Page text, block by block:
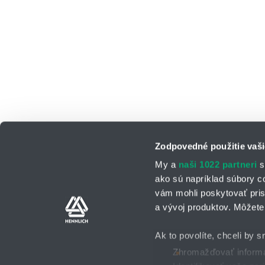
Zodpovedné použitie
My a naši 1022 partneri
ako sú napríklad súbory
vám mohli poskytovať
a vývoj produktov.
Ak to povolíte, chceli by
Zhromažďovať